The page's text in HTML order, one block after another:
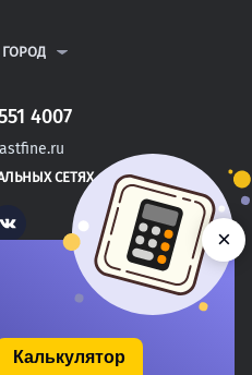
4007
СЕТЯХ
Vk
Калькулятор
×